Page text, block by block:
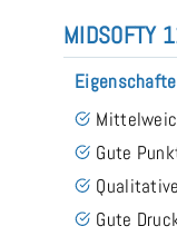
MIDSOFTY
Gute
Gute